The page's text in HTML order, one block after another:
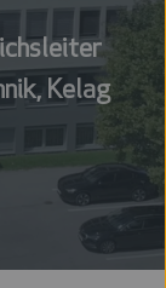
Kelag